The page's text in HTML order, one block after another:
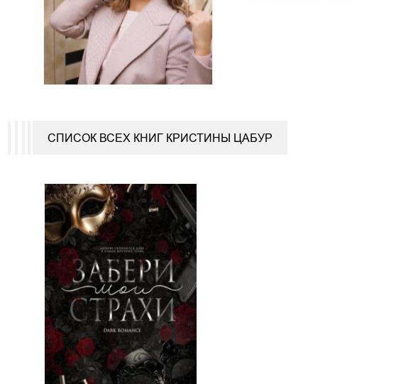
СПИСОК ВСЕХ КНИГ КРИСТИНЫ ЦАБУР